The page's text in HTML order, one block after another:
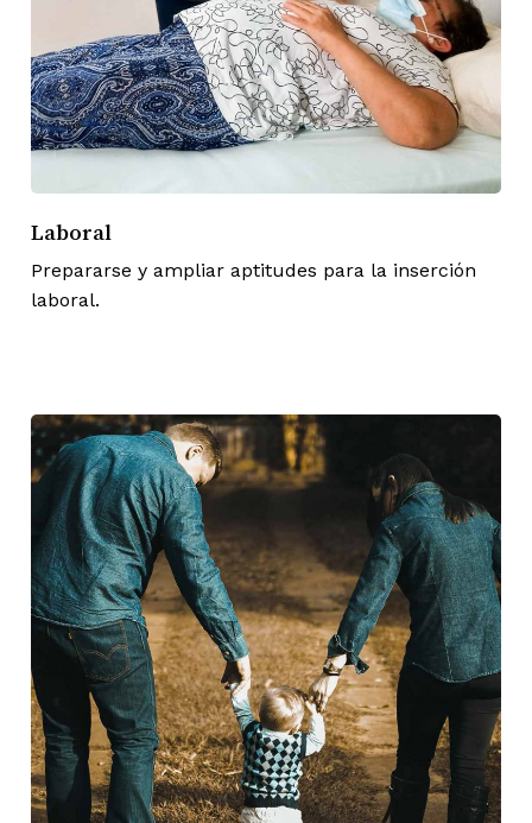
Laboral
Prepararse y ampliar aptitudes para la inserción
laboral.